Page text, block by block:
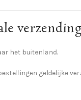
verzending
het buitenland.
geldelijke